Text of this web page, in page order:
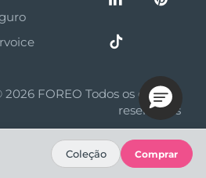
2026 FOREO Todos os direitos
reservados
Coleção Comprar